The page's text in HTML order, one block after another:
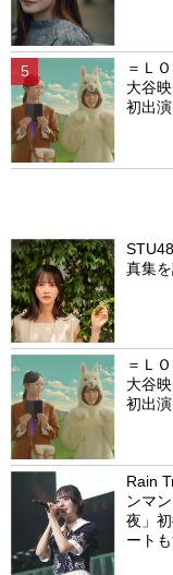
＝Ｌ
大谷
初出演
真集を
＝Ｌ
大谷
初出演
Rain
ンマ
夜」
ートも